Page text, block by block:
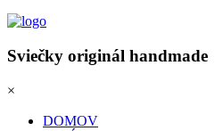
Sviečky originál handmade
×
DOMOV